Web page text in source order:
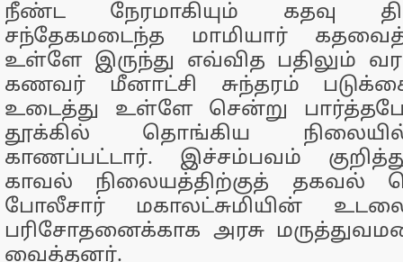
நீண்ட நேரமாகியும் கதவு
சந்தேகமடைந்த மாமியார் கதவைத்
உள்ளே இருந்து எவ்வித பதிலும்
கணவர் மீனாட்சி சுந்தரம்
உடைத்து உள்ளே சென்று
தூக்கில் தொங்கிய
காணப்பட்டார். இச்சம்பவம்
காவல் நிலையத்திற்குத் தகவல்
போலீசார் மகாலட்சுமியின்
பரிசோதனைக்காக அரசு
வைத்தனர்.